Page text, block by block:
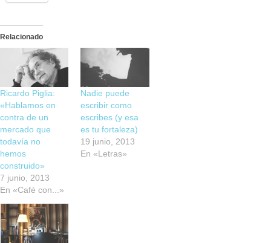
Relacionado
Ricardo Piglia:
«Hablamos en
contra de un
mercado que
todavía no
hemos
construido»
7 junio, 2013
En «Café con...»
Nadie puede
escribir como
escribes (y esa
es tu fortaleza)
19 junio, 2013
En «Letras»